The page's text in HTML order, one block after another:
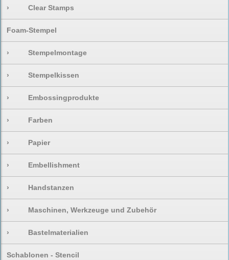
› Clear Stamps
Foam-Stempel
› Stempelmontage
› Stempelkissen
› Embossingprodukte
› Farben
› Papier
› Embellishment
› Handstanzen
› Maschinen, Werkzeuge und Zubehör
› Bastelmaterialien
Schablonen - Stencil